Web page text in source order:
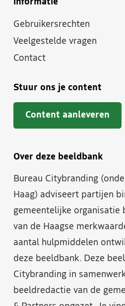
Informatie
Gebruikersrechten
Veelgestelde vragen
Contact
Stuur ons je content
Content aanleveren
Over deze beeldbank
Bureau Citybranding
Haag) adviseert partijen
gemeentelijke organisatie
van de Haagse
aantal hulpmiddelen
deze beeldbank. Deze
Citybranding in
beeldredactie van de